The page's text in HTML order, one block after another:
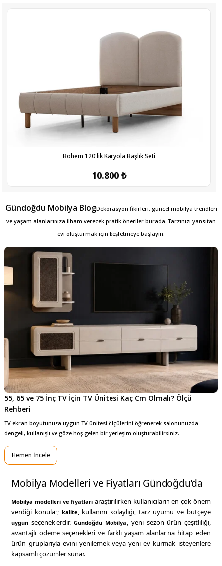
Bohem 120'lik Karyola Başlık Seti
10.800 ₺
Gündoğdu Mobilya BlogDekorasyon fikirleri, güncel mobilya trendleri
ve yaşam alanlarınıza ilham verecek pratik öneriler burada. Tarzınızı yansıtan
evi oluşturmak için keşfetmeye başlayın.
55, 65 ve 75 İnç TV İçin TV Ünitesi Kaç Cm Olmalı? Ölçü
Rehberi
TV ekran boyutunuza uygun TV ünitesi ölçülerini öğrenerek salonunuzda
dengeli, kullanışlı ve göze hoş gelen bir yerleşim oluşturabilirsiniz.
Hemen İncele
Mobilya Modelleri ve Fiyatları Gündoğdu’da
Mobilya modelleri ve fiyatları araştırılırken kullanıcıların en çok önem
verdiği konular; kalite, kullanım kolaylığı, tarz uyumu ve bütçeye
uygun seçeneklerdir.Gündoğdu Mobilya , yeni sezon ürün çeşitliliği,
avantajlı ödeme seçenekleri ve farklı yaşam alanlarına hitap eden
ürün gruplarıyla evini yenilemek veya yeni ev kurmak isteyenlere
kapsamlı çözümler sunar.